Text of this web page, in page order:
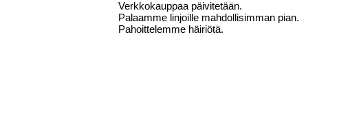
Verkkokauppaa päivitetään.
Palaamme linjoille mahdollisimman pian.
Pahoittelemme häiriötä.